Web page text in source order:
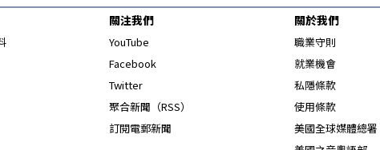
關注我們
YouTube
Facebook
Twitter
聚合新聞（RSS）
訂閱電郵新聞
關於我們
職業守則
就業機會
私隱條款
使用條款
美國全球媒體總署